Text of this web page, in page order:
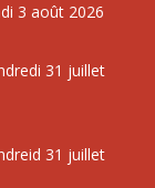
3 août 2026
31 juillet
31 juillet